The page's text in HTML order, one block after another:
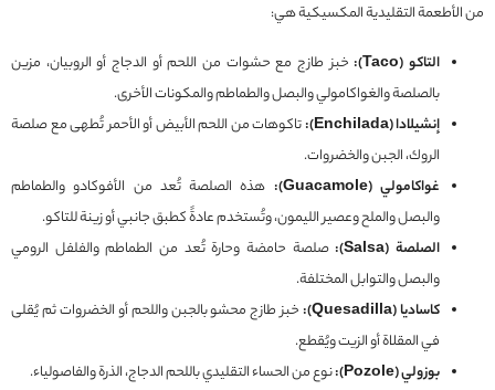
من الأطعمة التقليدية المكسيكية هي:
التاكو (Taco):
خبز طازج مع حشوات من اللحم أو الدجاج أو الروبيان، مزين
بالصلصة والغواكامولي والبصل والطماطم والمكونات الأخرى.
إنشيلادا (Enchilada):
تاكوهات من اللحم الأبيض أو الأحمر تُطهى مع صلصة
الروك، الجبن والخضروات.
غواكامولي (Guacamole):
هذه الصلصة تُعد من الأفوكادو والطماطم
والبصل والملح وعصير الليمون، وتُستخدم عادةً كطبق جانبي أو زينة للتاكو.
الصلصة (Salsa):
صلصة حامضة وحارة تُعد من الطماطم والفلفل الرومي
والبصل والتوابل المختلفة.
كاساديا (Quesadilla):
خبز طازج محشو بالجبن واللحم أو الخضروات ثم يُقلى
في المقلاة أو الزيت ويُقطع.
بوزولي (Pozole):
نوع من الحساء التقليدي باللحم الدجاج، الذرة والفاصولياء.